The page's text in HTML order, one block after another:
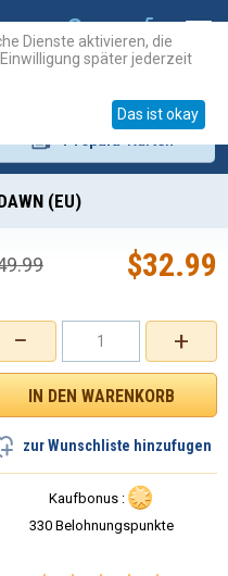
(EU)
+
−
$32.99
zur Wunschliste hinzufugen
Kaufbonus :
330 Belohnungspunkte
Dienste aktivieren, die
später jederzeit
Das ist okay